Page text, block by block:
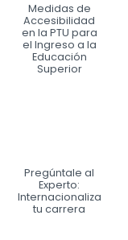
Medidas de
Accesibilidad
en la PTU para
el Ingreso a la
Educación
Superior
Pregúntale al
Experto:
Internacionaliza
tu carrera